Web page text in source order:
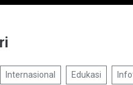
Internasional Edukasi